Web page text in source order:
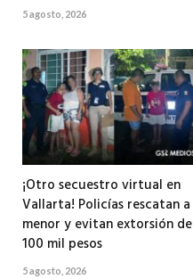
5 agosto, 2026
¡Otro secuestro virtual en
Vallarta! Policías rescatan a
menor y evitan extorsión de
100 mil pesos
5 agosto, 2026